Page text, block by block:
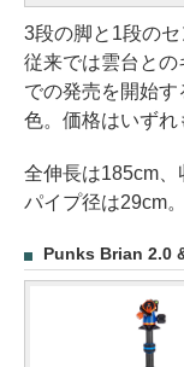
3段の脚と1段のセ
従来では雲台と
での発売を開始
色。価格はいずれ
全伸長は185cm
パイプ径は29cm
Punks Brian 2.0